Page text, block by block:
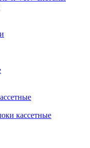
кассетные